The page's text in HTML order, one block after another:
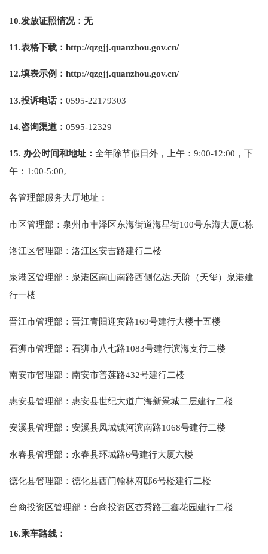
10.发放证照情况：无
11.表格下载：http://qzgjj.quanzhou.gov.cn/
12.填表示例：http://qzgjj.quanzhou.gov.cn/
13.投诉电话：0595-22179303
14.咨询渠道：0595-12329
15. 办公时间和地址：全年除节假日外，
上午：9:00-12:00，下
午：1:00-5:00。
各管理部服务大厅地址：
市区管理部：泉州市丰泽区东海街道海星街100号东海大厦C栋
洛江区管理部：洛江区安吉路建行二楼
泉港区管理部：泉港区南山南路西侧亿达.天阶（天玺）泉港建
行一楼
晋江市管理部：晋江青阳迎宾路169号建行大楼十五楼
石狮市管理部：石狮市八七路1083号建行滨海支行二楼
南安市管理部：南安市普莲路432号建行二楼
惠安县管理部：惠安县世纪大道广海新景城二层建行二楼
安溪县管理部：安溪县凤城镇河滨南路1068号建行二楼
永春县管理部：永春县环城路6号建行大厦六楼
德化县管理部：德化县西门翰林府邸6号楼建行二楼
台商投资区管理部：台商投资区杏秀路三鑫花园建行二楼
16.乘车路线：